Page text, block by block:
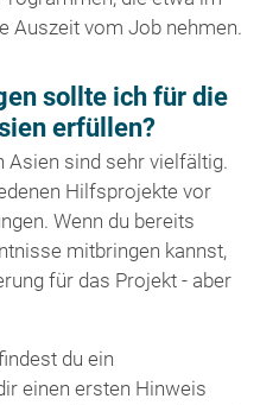
Auszeit vom Job nehmen.
sollte ich für die
erfüllen?
Asien sind sehr vielfältig.
Hilfsprojekte vor
Wenn du bereits
mitbringen kannst,
für das Projekt - aber
du ein
einen ersten Hinweis